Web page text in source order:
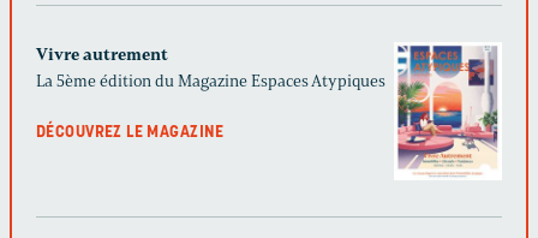
Vivre autrement
La 5ème édition du Magazine Espaces Atypiques
DÉCOUVREZ LE MAGAZINE